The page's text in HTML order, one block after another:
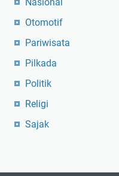
Otomotif
Pariwisata
Pilkada
Politik
Religi
Sajak